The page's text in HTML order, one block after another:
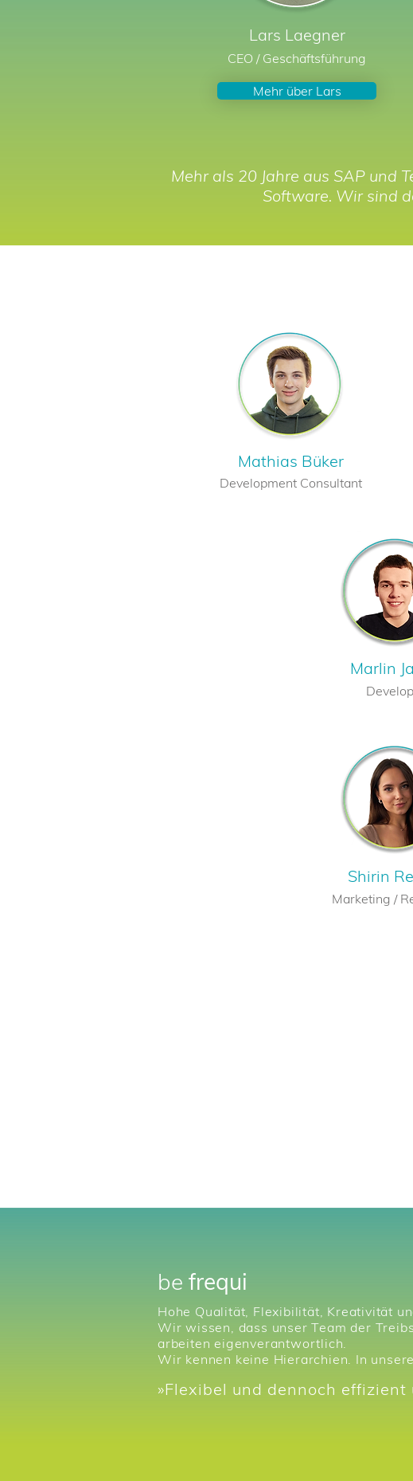
Lars Laegner
CEO / Geschäftsführung
Mehr über Lars
Mehr als 20 Jahre aus SAP und
Software. Wir sind
Mathias Büker
Development Consultant
Marlin
Shirin
Marketing /
be frequi
Hohe Qualität, Flexibilität, Kreativität
Wir wissen, dass unser Team der
arbeiten eigenverantwortlich.
Wir kennen keine Hierarchien. In
»Flexibel und dennoch